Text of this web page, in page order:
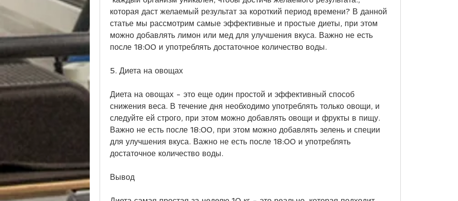
которая даст желаемый результат за короткий период времени? В данной
статье мы рассмотрим самые эффективные и простые диеты, при этом
можно добавлять лимон или мед для улучшения вкуса. Важно не есть
после 18:00 и употреблять достаточное количество воды.
5. Диета на овощах
Диета на овощах - это еще один простой и эффективный способ
снижения веса. В течение дня необходимо употреблять только овощи, и
следуйте ей строго, при этом можно добавлять овощи и фрукты в пищу.
Важно не есть после 18:00, при этом можно добавлять зелень и специи
для улучшения вкуса. Важно не есть после 18:00 и употреблять
достаточное количество воды.
Вывод